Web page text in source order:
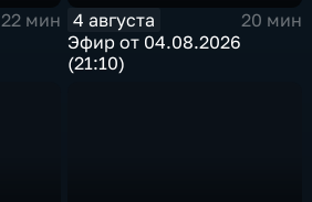
22 мин
4 августа
20 мин
Эфир от 04.08.2026
(21:10)